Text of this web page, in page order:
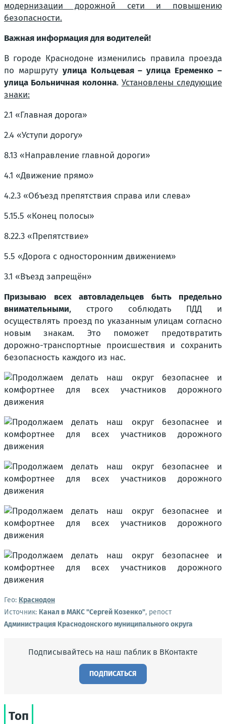
модернизации дорожной сети и повышению
безопасности.
Важная информация для водителей!
В городе Краснодоне изменились правила проезда
по маршруту улица Кольцевая – улица Еременко –
улица Больничная колонна. Установлены следующие
знаки:
2.1 «Главная дорога»
2.4 «Уступи дорогу»
8.13 «Направление главной дороги»
4.1 «Движение прямо»
4.2.3 «Объезд препятствия справа или слева»
5.15.5 «Конец полосы»
8.22.3 «Препятствие»
5.5 «Дорога с односторонним движением»
3.1 «Въезд запрещён»
Призываю всех автовладельцев быть предельно
внимательными, строго соблюдать ПДД и
осуществлять проезд по указанным улицам согласно
новым знакам. Это поможет предотвратить
дорожно-транспортные происшествия и сохранить
безопасность каждого из нас.
Гео: Краснодон
Источник: Канал в МАКС "Сергей Козенко", репост
Администрация Краснодонского муниципального округа
Подписывайтесь на наш паблик в ВКонтакте
ПОДПИСАТЬСЯ
Топ